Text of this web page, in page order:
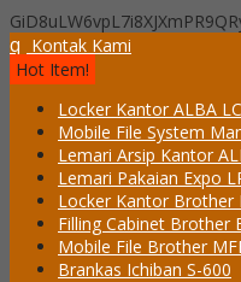
q Kontak Kami
Hot Item!
Locker Kantor ALBA
Mobile File System
Lemari Arsip Kantor
Lemari Pakaian Expo
Locker Kantor Brother
Filling Cabinet Brother
Mobile File Brother
Brankas Ichiban S-600